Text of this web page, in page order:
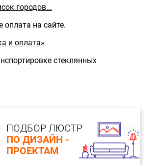
городов...
оплата на сайте.
и оплата»
стеклянных
ПОДБОР ЛЮСТР
ПО ДИЗАЙН -
ПРОЕКТАМ